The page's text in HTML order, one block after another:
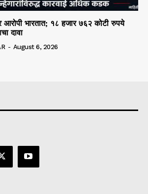
भारतात; १८ हजार ७६२ कोटी रुपये
दावा
- August 6, 2026